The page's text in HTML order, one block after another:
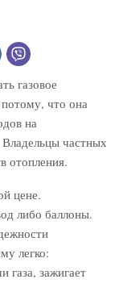
газовое
что она
на
частных
отопления.
цене.
либо баллоны.
легко:
газа, зажигает